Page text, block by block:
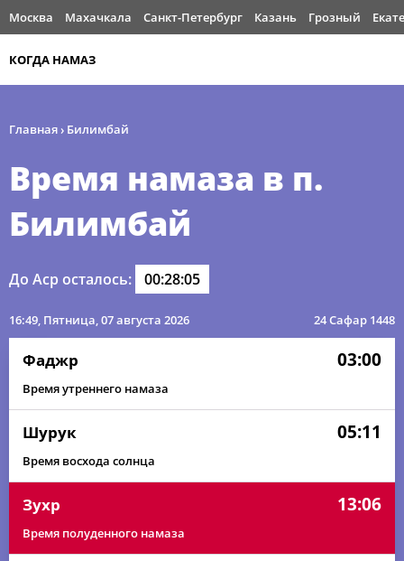
Москва Махачкала Санкт-Петербург Казань Грозный
КОГДА НАМАЗ
Главная› Билимбай
Время намаза в п.
Билимбай
До Аср осталось: 00:28:05
16:49, Пятница, 07 августа 2026 24 Сафар 1448
Фаджр 03:00
Время утреннего намаза
Шурук 05:11
Время восхода солнца
Зухр 13:06
Время полуденного намаза